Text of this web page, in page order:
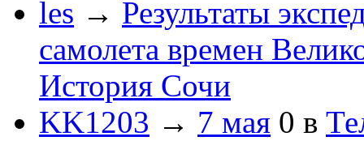
les → Результаты
самолета времен
История Сочи
KK1203 → 7 мая 0 в